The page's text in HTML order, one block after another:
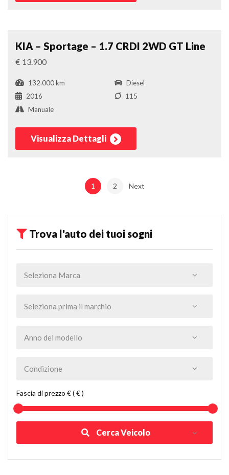
Fuoristrada
Confronta
KIA – Sportage – 1.7 CRDI 2WD GT Line
€ 13.900
132.000 km
Diesel
2016
115
Manuale
Visualizza Dettagli
1 2 Next
Trova l'auto dei tuoi sogni
Fascia di prezzo € ( € )
Cerca Veicolo